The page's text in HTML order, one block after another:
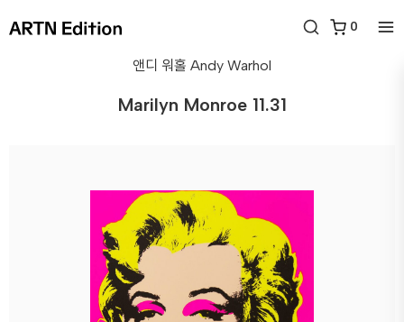
0
앤디 워홀 Andy Warhol
Marilyn Monroe 11.31